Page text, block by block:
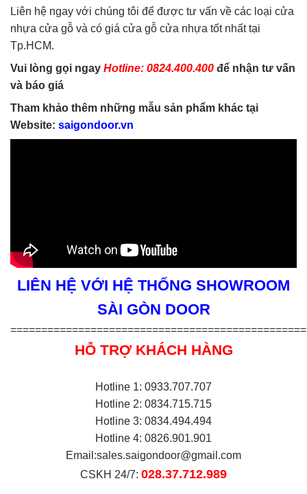
Liên hệ ngay với chúng tôi để được tư vấn về các loại cửa
nhựa cửa gỗ và có giá cửa gỗ cửa nhựa tốt nhất tại
Tp.HCM.
Vui lòng gọi ngay Hotline: 0824.400.400 để nhận tư vấn
và báo giá
Tham khảo thêm những mẫu sản phẩm khác tại
Website: saigondoor.vn
LIÊN HỆ VỚI HỆ THỐNG SHOWROOM
SÀI GÒN DOOR
================================================
HỖ TRỢ KHÁCH HÀNG
Hotline 1: 0933.707.707
Hotline 2: 0834.715.715
Hotline 3: 0834.494.494
Hotline 4: 0826.901.901
Email:sales.saigondoor@gmail.com
CSKH 24/7: 028.37.712.989